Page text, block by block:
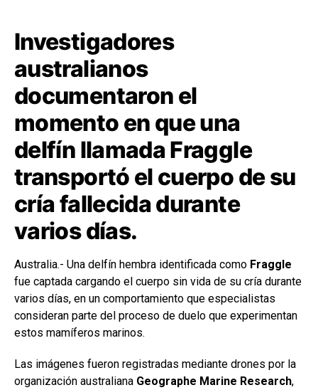
Investigadores
australianos
documentaron el
momento en que una
delfín llamada Fraggle
transportó el cuerpo de su
cría fallecida durante
varios días.
Australia.- Una delfín hembra identificada como Fraggle
fue captada cargando el cuerpo sin vida de su cría durante
varios días, en un comportamiento que especialistas
consideran parte del proceso de duelo que experimentan
estos mamíferos marinos.
Las imágenes fueron registradas mediante drones por la
organización australiana Geographe Marine Research,